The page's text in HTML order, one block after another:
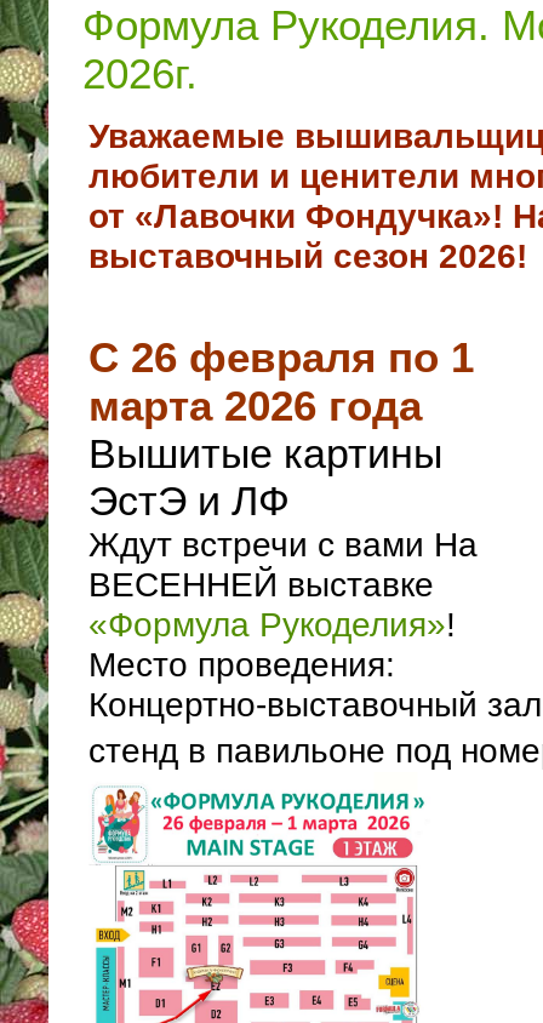
Формула Рукоделия.
2026г.
Уважаемые
любители и ценители
от «Лавочки Фондучка»!
выставочный сезон 2026!
С 26 февраля по 1
марта 2026 года
Вышитые картины
ЭстЭ и ЛФ
Ждут встречи с вами На
ВЕСЕННЕЙ выставке
«Формула Рукоделия»!
Место проведения:
Концертно-выставочный
стенд в павильоне под